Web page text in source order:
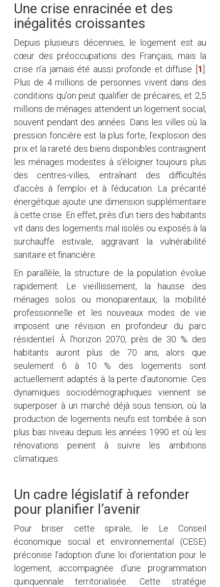
Une crise enracinée et des
inégalités croissantes
Depuis plusieurs décennies, le logement est au
cœur des préoccupations des Français, mais la
crise n’a jamais été aussi profonde et diffuse
1
Plus de 4 millions de personnes vivent dans des
conditions qu’on peut qualifier de précaires, et 2,5
millions de ménages attendent un logement social,
souvent pendant des années. Dans les villes où la
pression foncière est la plus forte, l’explosion des
prix et la rareté des biens disponibles contraignent
les ménages modestes à s’éloigner toujours plus
des centres-villes, entraînant des difficultés
d’accès à l’emploi et à l’éducation. La précarité
énergétique ajoute une dimension supplémentaire
à cette crise. En effet, près d’un tiers des habitants
vit dans des logements mal isolés ou exposés à la
surchauffe estivale, aggravant la vulnérabilité
sanitaire et financière.
En parallèle, la structure de la population évolue
rapidement. Le vieillissement, la hausse des
ménages solos ou monoparentaux, la mobilité
professionnelle et les nouveaux modes de vie
imposent une révision en profondeur du parc
résidentiel. À l’horizon 2070, près de 30 % des
habitants auront plus de 70 ans, alors que
seulement 6 à 10 % des logements sont
actuellement adaptés à la perte d’autonomie. Ces
dynamiques sociodémographiques viennent se
superposer à un marché déjà sous tension, où la
production de logements neufs est tombée à son
plus bas niveau depuis les années 1990 et où les
rénovations peinent à suivre les ambitions
climatiques.
Un cadre législatif à refonder
pour planifier l’avenir
Pour briser cette spirale, le Le Conseil
économique social et environnemental (CESE)
préconise l’adoption d’une loi d’orientation pour le
logement, accompagnée d’une programmation
quinquennale territorialisée. Cette stratégie